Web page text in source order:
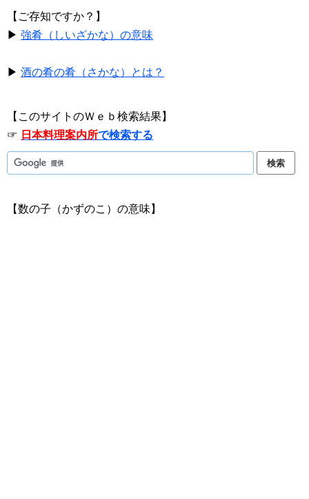
【ご存知ですか？】
▶ 強肴（しいざかな）の意味
▶ 酒の肴の肴（さかな）とは？
【このサイトのＷｅｂ検索結果】
☞ 日本料理案内所で検索する
【数の子（かずのこ）の意味】